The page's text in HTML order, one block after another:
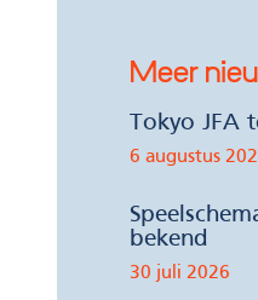
Meer
Tokyo
6 augustus
bekend
30 juli 2026